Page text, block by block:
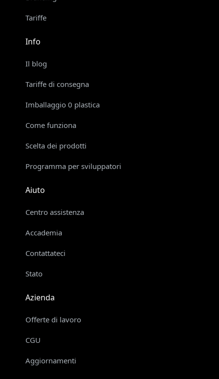
Tariffe
Info
Il blog
Tariffe di consegna
Imballaggio 0 plastica
Come funziona
Scelta dei prodotti
Programma per sviluppatori
Aiuto
Centro assistenza
Accademia
Contattateci
Stato
Azienda
Offerte di lavoro
CGU
Aggiornamenti